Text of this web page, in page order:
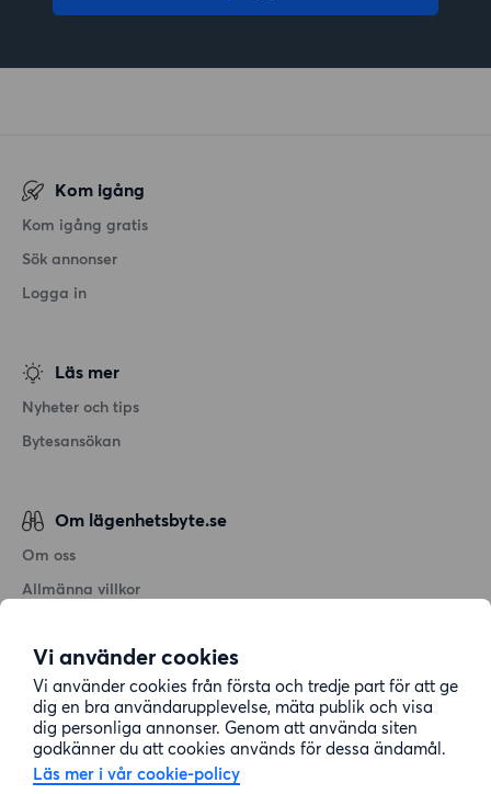
Vi använder cookies
Vi använder cookies från första och tredje part för att ge
dig en bra användarupplevelse, mäta publik och visa
dig personliga annonser. Genom att använda siten
godkänner du att cookies används för dessa ändamål.
Läs mer i vår cookie-policy
Kom igång
Kom igång gratis
Sök annonser
Logga in
Läs mer
Nyheter och tips
Bytesansökan
Om lägenhetsbyte.se
Om oss
Allmänna villkor
Cookiepolicy
Sitemap
Kundtjänst